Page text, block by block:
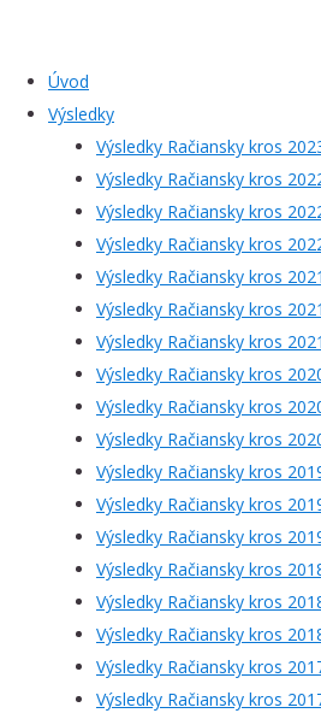
Úvod
Výsledky
Výsledky Račiansky kros
Výsledky Račiansky kros
Výsledky Račiansky kros
Výsledky Račiansky kros
Výsledky Račiansky kros
Výsledky Račiansky kros
Výsledky Račiansky kros
Výsledky Račiansky kros
Výsledky Račiansky kros
Výsledky Račiansky kros
Výsledky Račiansky kros
Výsledky Račiansky kros
Výsledky Račiansky kros
Výsledky Račiansky kros
Výsledky Račiansky kros
Výsledky Račiansky kros
Výsledky Račiansky kros
Výsledky Račiansky kros